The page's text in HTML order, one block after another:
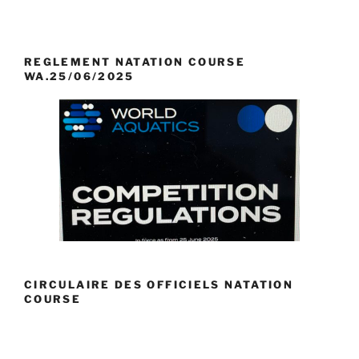
REGLEMENT NATATION COURSE
WA.25/06/2025
CIRCULAIRE DES OFFICIELS NATATION
COURSE